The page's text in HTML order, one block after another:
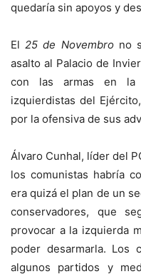
quedaría sin apoyos y
El25 de Novembro no
asalto al Palacio de
con las armas en la
izquierdistas del
por la ofensiva de sus
Álvaro Cunhal, líder del
los comunistas habría
era quizá el plan de un
conservadores, que
provocar a la izquierda
poder desarmarla. Los
algunos partidos y